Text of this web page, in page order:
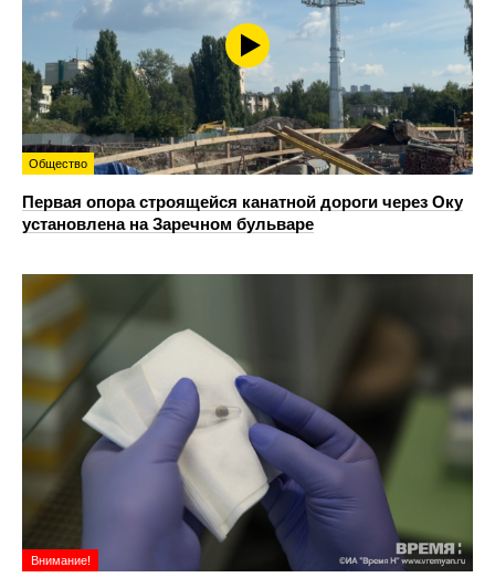
Общество
Первая опора строящейся канатной дороги через Оку
установлена на Заречном бульваре
Внимание!